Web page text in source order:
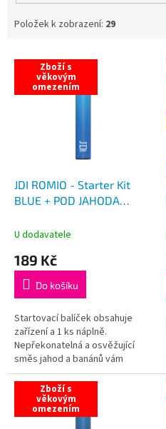
Položek k zobrazení: 29
V
Zboží s
věkovým
omezením
JDI ROMIO - Starter Kit
BLUE + POD JAHODA
U dodavatele
189 Kč
Do košíku
Startovací balíček obsahuje
zařízení a 1 ks náplně.
Nepřekonatelná a osvěžující
směs jahod a banánů vám
doslova roztančí chuťové
pohárky.Zboží s
věkovým
omezením